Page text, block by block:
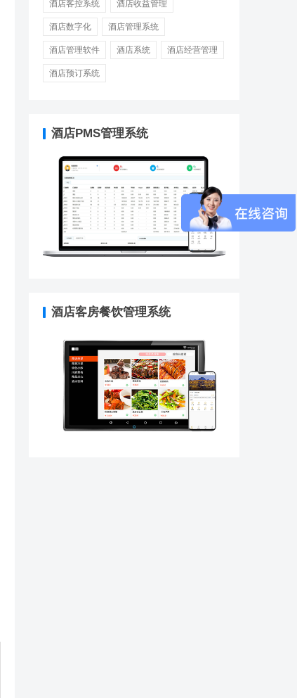
酒店客控系统 酒店收益管理
酒店数字化 酒店管理系统
酒店管理软件 酒店系统 酒店经营管理
酒店预订系统
酒店PMS管理系统
酒店客房餐饮管理系统